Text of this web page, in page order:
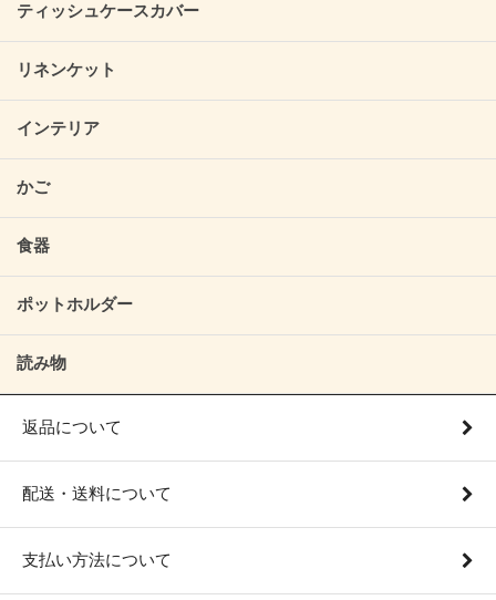
ティッシュケースカバー
リネンケット
インテリア
かご
食器
ポットホルダー
読み物
返品について
配送・送料について
支払い方法について